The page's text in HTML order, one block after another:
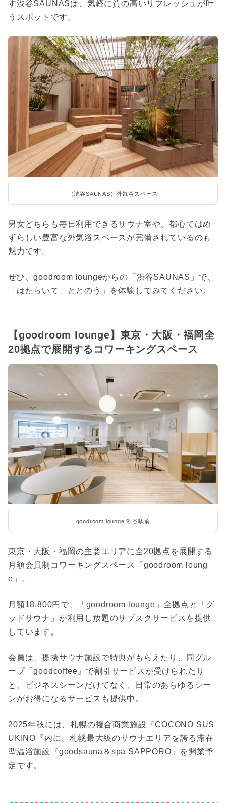
す渋谷SAUNASは、気軽に質の高いリフレッシュが叶
うスポットです。
（渋谷SAUNAS）外気浴スペース
男女どちらも毎日利用できるサウナ室や、都心ではめ
ずらしい豊富な外気浴スペースが完備されているのも
魅力です。
ぜひ、goodroom loungeからの「渋谷SAUNAS」で、
「はたらいて、ととのう」を体験してみてください。
【goodroom lounge】東京・大阪・福岡全
20拠点で展開するコワーキングスペース
goodroom lounge 渋谷駅前
東京・大阪・福岡の主要エリアに全20拠点を展開する
月額会員制コワーキングスペース「goodroom loung
e」。
月額18,800円で、「goodroom lounge」全拠点と「グ
ッドサウナ」が利用し放題のサブスクサービスを提供
しています。
会員は、提携サウナ施設で特典がもらえたり、同グル
ープ「goodcoffee」で割引サービスが受けられたり
と、ビジネスシーンだけでなく、日常のあらゆるシー
ンがお得になるサービスも提供中。
2025年秋には、札幌の複合商業施設『COCONO SUS
UKINO『内に、札幌最大級のサウナエリアを誇る滞在
型温浴施設『goodsauna＆spa SAPPORO』を開業予
定です。